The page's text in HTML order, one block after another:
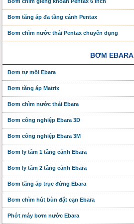
Bơm tăng áp đa tầng cánh Pentax
Bơm chìm nước thải Pentax chuyên dụng
BƠM EBARA
Bơm tự mồi Ebara
Bơm tăng áp Matrix
Bơm chìm nước thải Ebara
Bơm công nghiệp Ebara 3D
Bơm công nghiệp Ebara 3M
Bơm ly tâm 1 tầng cánh Ebara
Bơm ly tâm 2 tầng cánh Ebara
Bơm tăng áp trục đứng Ebara
Bơm chìm hút bùn đặt cạn Ebara
Phớt máy bơm nước Ebara